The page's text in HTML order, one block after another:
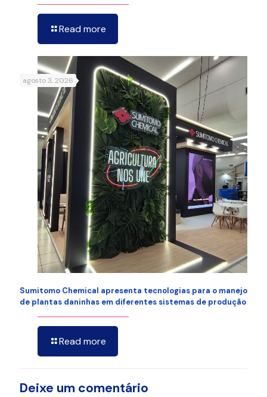
Read more
agosto 3, 2026
Sumitomo Chemical apresenta tecnologias para o manejo
de plantas daninhas em diferentes sistemas de produção
Read more
Deixe um comentário